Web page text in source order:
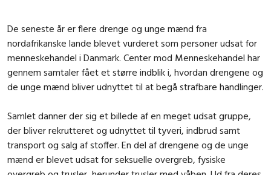
De seneste år er flere drenge og unge mænd fra
nordafrikanske lande blevet vurderet som personer udsat for
menneskehandel i Danmark. Center mod Menneskehandel har
gennem samtaler fået et større indblik i, hvordan drengene og
de unge mænd bliver udnyttet til at begå strafbare handlinger.
Samlet danner der sig et billede af en meget udsat gruppe,
der bliver rekrutteret og udnyttet til tyveri, indbrud samt
transport og salg af stoffer. En del af drengene og de unge
mænd er blevet udsat for seksuelle overgreb, fysiske